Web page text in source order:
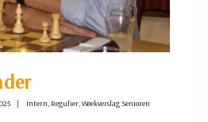
Intern, Regulier,Weekverslag Senioren